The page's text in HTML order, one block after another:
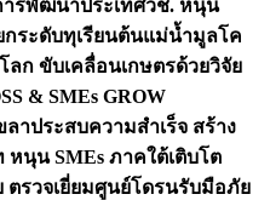
รพัฒนาประเทศวช. หนุน
กระดับทุเรียนต้นแม่น้ำมูลโค
ก ขับเคลื่อนเกษตรด้วยวิจัย
& SMEs GROW
ลาประสบความสำเร็จ สร้าง
หนุน SMEs ภาคใต้เติบโต
ตรวจเยี่ยมศูนย์โดรนรับมือภัย